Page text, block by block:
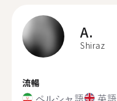
A.
Shiraz
流暢
ペルシャ語 英語